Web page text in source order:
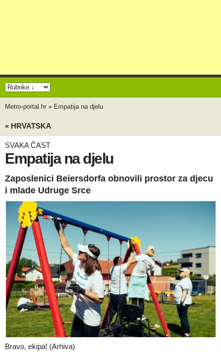
Metro-portal.hr » Empatija na djelu
« HRVATSKA
SVAKA ČAST
Empatija na djelu
Zaposlenici Beiersdorfa obnovili prostor za djecu
i mlade Udruge Srce
Bravo, ekipa! (Arhiva)